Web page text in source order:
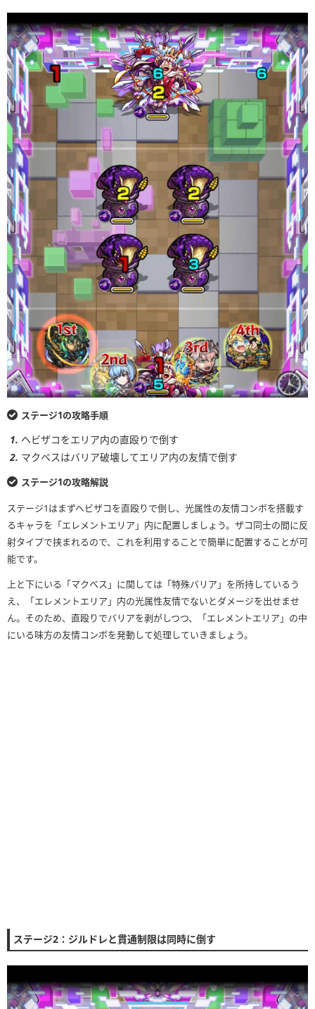
ステージ1の攻略手順
ヘビザコをエリア内の直殴りで倒す
マクベスはバリア破壊してエリア内の友情で倒す
ステージ1の攻略解説
ステージ1はまずヘビザコを直殴りで倒し、光属性の友情コンボを搭載す
るキャラを「エレメントエリア」内に配置しましょう。ザコ同士の間に反
射タイプで挟まれるので、これを利用することで簡単に配置することが可
能です。
上と下にいる「マクベス」に関しては「特殊バリア」を所持しているう
え、「エレメントエリア」内の光属性友情でないとダメージを出せませ
ん。そのため、直殴りでバリアを剥がしつつ、「エレメントエリア」の中
にいる味方の友情コンボを発動して処理していきましょう。
ステージ2：ジルドレと貫通制限は同時に倒す